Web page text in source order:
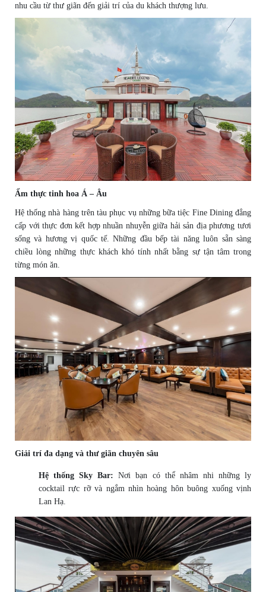
nhu cầu từ thư giãn đến giải trí của du khách thượng lưu.
Ẩm thực tinh hoa Á – Âu
Hệ thống nhà hàng trên tàu phục vụ những bữa tiệc Fine Dining đẳng
cấp với thực đơn kết hợp nhuần nhuyễn giữa hải sản địa phương tươi
sống và hương vị quốc tế. Những đầu bếp tài năng luôn sẵn sàng
chiều lòng những thực khách khó tính nhất bằng sự tận tâm trong
từng món ăn.
Giải trí đa dạng và thư giãn chuyên sâu
Hệ thống Sky Bar: Nơi bạn có thể nhâm nhi những ly
cocktail rực rỡ và ngắm nhìn hoàng hôn buông xuống vịnh
Lan Hạ.